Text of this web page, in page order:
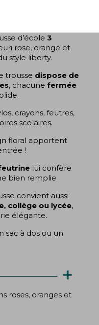
d’école 3
rose, orange et
style liberty.
trousse dispose de
, chacune fermée
crayons, feutres,
scolaires.
floral apportent
!
lui confère
bien remplie.
convient aussi
collège ou lycée,
élégante.
sac à dos ou un
+
roses, oranges et